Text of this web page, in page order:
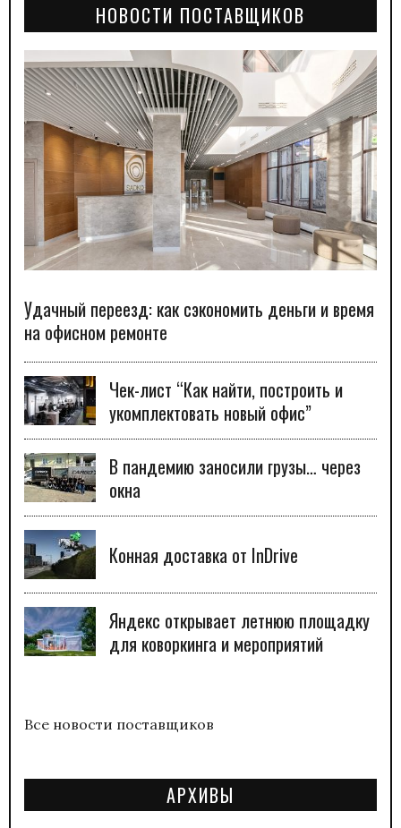
НОВОСТИ ПОСТАВЩИКОВ
Удачный переезд: как сэкономить деньги и время
на офисном ремонте
Чек-лист “Как найти, построить и
укомплектовать новый офис”
В пандемию заносили грузы… через
окна
Конная доставка от InDrive
Яндекс открывает летнюю площадку
для коворкинга и мероприятий
Все новости поставщиков
АРХИВЫ